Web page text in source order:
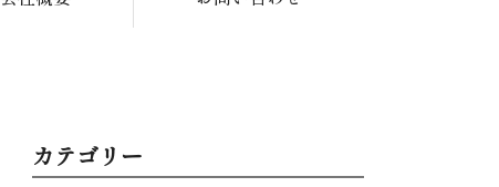
カテゴリー